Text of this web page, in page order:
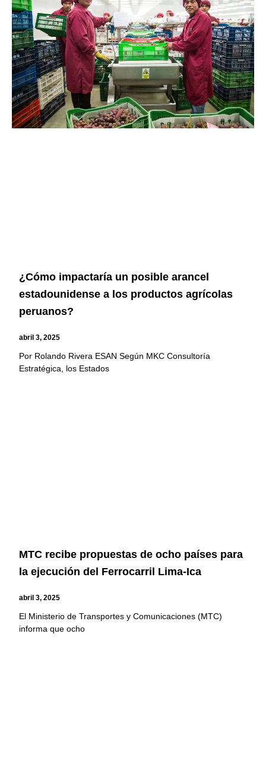
¿Cómo impactaría un posible arancel
estadounidense a los productos agrícolas
peruanos?
abril 3, 2025
Por Rolando Rivera ESAN Según MKC Consultoría
Estratégica, los Estados
MTC recibe propuestas de ocho países para
la ejecución del Ferrocarril Lima-Ica
abril 3, 2025
El Ministerio de Transportes y Comunicaciones (MTC)
informa que ocho